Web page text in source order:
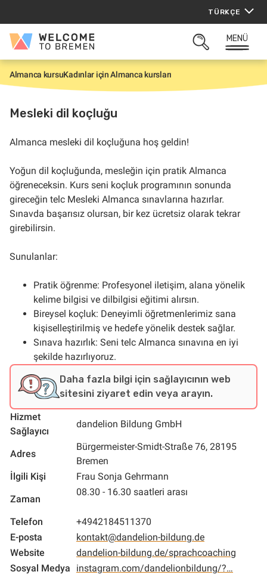
TÜRKÇE
Welcome
Bremen
ARAMAYI
MENÜ
G
i
i
ş
Almanca kursuKadınlar için Almanca kursları
Mesleki dil koçluğu
Almanca mesleki dil koçluğuna hoş geldin!
Yoğun dil koçluğunda, mesleğin için pratik Almanca
öğreneceksin. Kurs seni koçluk programının sonunda
gireceğin telc Mesleki Almanca sınavlarına hazırlar.
Sınavda başarısız olursan, bir kez ücretsiz olarak tekrar
girebilirsin.
Sunulanlar:
Pratik öğrenme: Profesyonel iletişim, alana yönelik
kelime bilgisi ve dilbilgisi eğitimi alırsın.
Bireysel koçluk: Deneyimli öğretmenlerimiz sana
kişiselleştirilmiş ve hedefe yönelik destek sağlar.
Sınava hazırlık: Seni telc Almanca sınavına en iyi
şekilde hazırlıyoruz.
Daha fazla bilgi için sağlayıcının web
sitesini ziyaret edin veya arayın.
Hizmet
Sağlayıcı
dandelion Bildung GmbH
Adres
Bürgermeister-Smidt-Straße 76, 28195
Bremen
İlgili Kişi
Frau Sonja Gehrmann
Zaman
08.30 - 16.30 saatleri arası
Telefon
+4942184511370
E-posta
kontakt@dandelion-bildung.de
Website
dandelion-bildung.de/sprachcoaching
Sosyal Medya
instagram.com/dandelionbildung/?…